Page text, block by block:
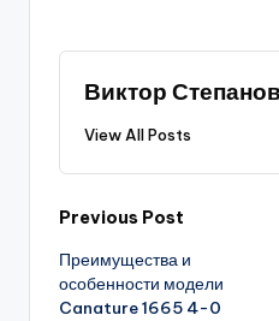
Виктор Степанов
View All Posts
Post
navigation
Previous Post
Преимущества и
особенности модели
Canature 1665 4-0